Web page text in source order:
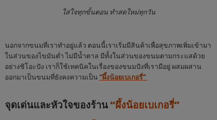
ใส่ใจทุกขั้นตอน ทำสดใหม่ทุกวัน
นอกจากขนมที่เราทำอยู่แล้ว ตอนนี้เราเริ่มมีสินค้าเพื่อสุขภาพเพิ่มเข้ามา
ในส่วนของไขมันต่ำ ไม่มีน้ำตาล มีทั้งในส่วนของขนมตามกระแสด้วย
อย่างชิโอะปัง เราก็ใช้เทคนิคในเรื่องของขนมปังที่เรามีอยู่ ผสมผสาน
ออกมาเป็นขนมที่ยังคงความเป็น “ผึ้งน้อยเบเกอรี่”
จุดเด่นและหัวใจของร้าน“ผึ้งน้อยเบเกอรี่”